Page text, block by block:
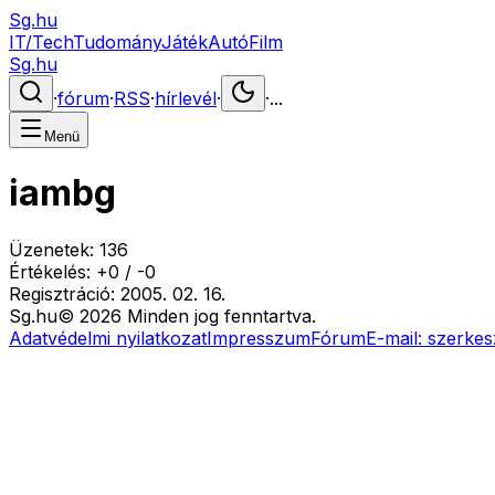
Sg.hu
IT/TechTudományJátékAutóFilm
Sg.hu
·fórum·RSS·hírlevél· ·...
Menü
iambg
Üzenetek: 136
Értékelés: +0 / -0
Regisztráció: 2005. 02. 16.
Sg.hu© 2026 Minden jog fenntartva.
Adatvédelmi nyilatkozatImpresszumFórumE-mail: